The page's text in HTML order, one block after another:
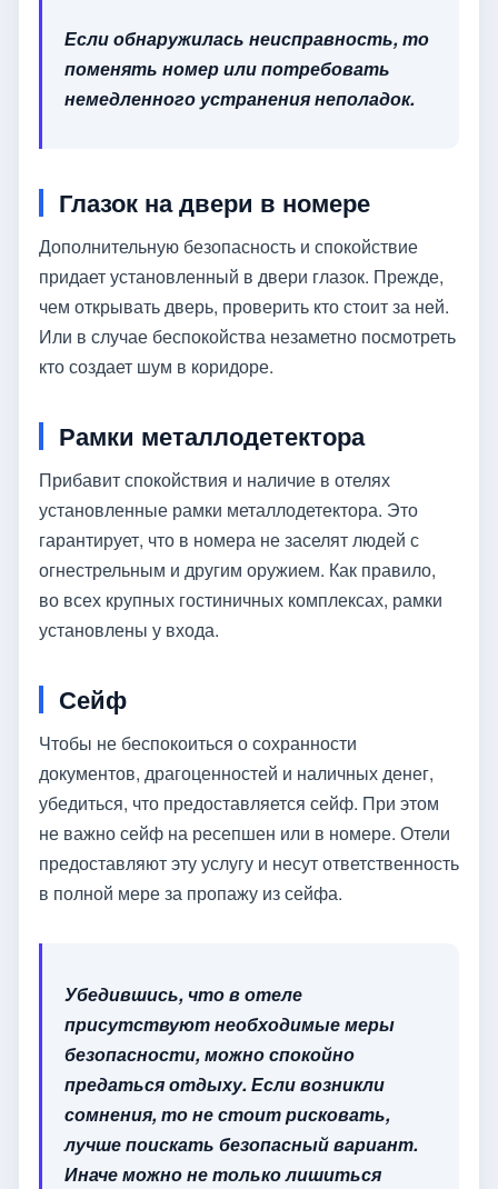
Если обнаружилась неисправность, то
поменять номер или потребовать
немедленного устранения неполадок.
Глазок на двери в номере
Дополнительную безопасность и спокойствие
придает установленный в двери глазок. Прежде,
чем открывать дверь, проверить кто стоит за ней.
Или в случае беспокойства незаметно посмотреть
кто создает шум в коридоре.
Рамки металлодетектора
Прибавит спокойствия и наличие в отелях
установленные рамки металлодетектора. Это
гарантирует, что в номера не заселят людей с
огнестрельным и другим оружием. Как правило,
во всех крупных гостиничных комплексах, рамки
установлены у входа.
Сейф
Чтобы не беспокоиться о сохранности
документов, драгоценностей и наличных денег,
убедиться, что предоставляется сейф. При этом
не важно сейф на ресепшен или в номере. Отели
предоставляют эту услугу и несут ответственность
в полной мере за пропажу из сейфа.
Убедившись, что в отеле
присутствуют необходимые меры
безопасности, можно спокойно
предаться отдыху. Если возникли
сомнения, то не стоит рисковать,
лучше поискать безопасный вариант.
Иначе можно не только лишиться